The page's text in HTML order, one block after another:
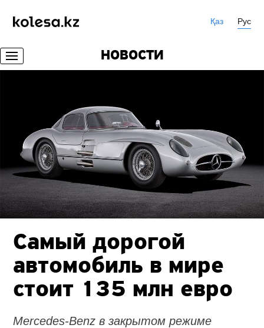
Қаз Рус
НОВОСТИ
Самый дорогой
автомобиль в мире
стоит 135 млн евро
Mercedes-Benz в закрытом режиме